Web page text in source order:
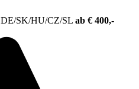
DE/SK/HU/CZ/SL ab € 400,-